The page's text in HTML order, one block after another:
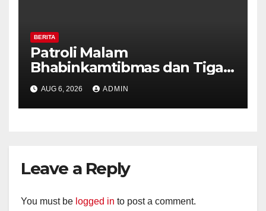
BERITA
Patroli Malam
Bhabinkamtibmas dan Tiga
Pilar Kelurahan Ungaran
Perkuat Kamtibmas, Warga
Diajak Aktifkan Ronda
AUG 6, 2026 ADMIN
Leave a Reply
You must be logged in to post a comment.